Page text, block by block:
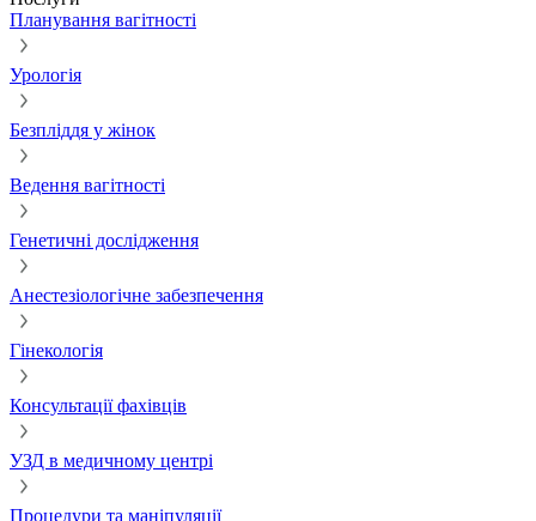
Планування вагітності
Урологія
Безпліддя у жінок
Ведення вагітності
Генетичні дослідження
Анестезіологічне забезпечення
Гінекологія
Консультації фахівців
УЗД в медичному центрі
Процедури та маніпуляції